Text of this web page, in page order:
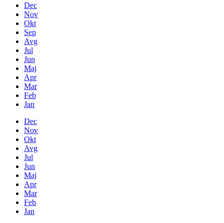
Dec
Nov
Okt
Sep
Avg
Jul
Jun
Maj
Apr
Mar
Feb
Jan
Dec
Nov
Okt
Avg
Jul
Jun
Maj
Apr
Mar
Feb
Jan